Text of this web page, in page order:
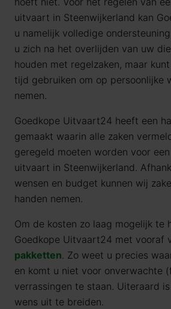
uitvaart in Steenwijkerland kan
u namelijk volledige
u zich na het overlijden van uw
houden met regelzaken, maar
tijd gebruiken om op persoonlijke
nemen.
Goedkope Uitvaart24 heeft een
gemaakt waarin alle zaken
geregeld moeten worden voor
uitvaart in Steenwijkerland.
wensen en budget kunnen wij
handen nemen.
Om de kosten zo laag mogelijk te
Goedkope Uitvaart24 met vooraf
pakketten. Zo weet u precies
en komt u niet voor onverwachte
verrassingen te staan. Uiteraard
wens uit te breiden.